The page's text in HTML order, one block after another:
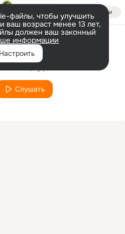
Войти
файлы, чтобы улучшить
ваш возраст менее 13 лет,
должен ваш законный
информации
Настроить
Coco Chanel
Слушать